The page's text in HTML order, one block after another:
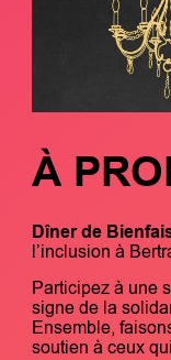
À
Dîner de
l’inclusion à
Participez à une
signe de la
Ensemble,
soutien à ceux